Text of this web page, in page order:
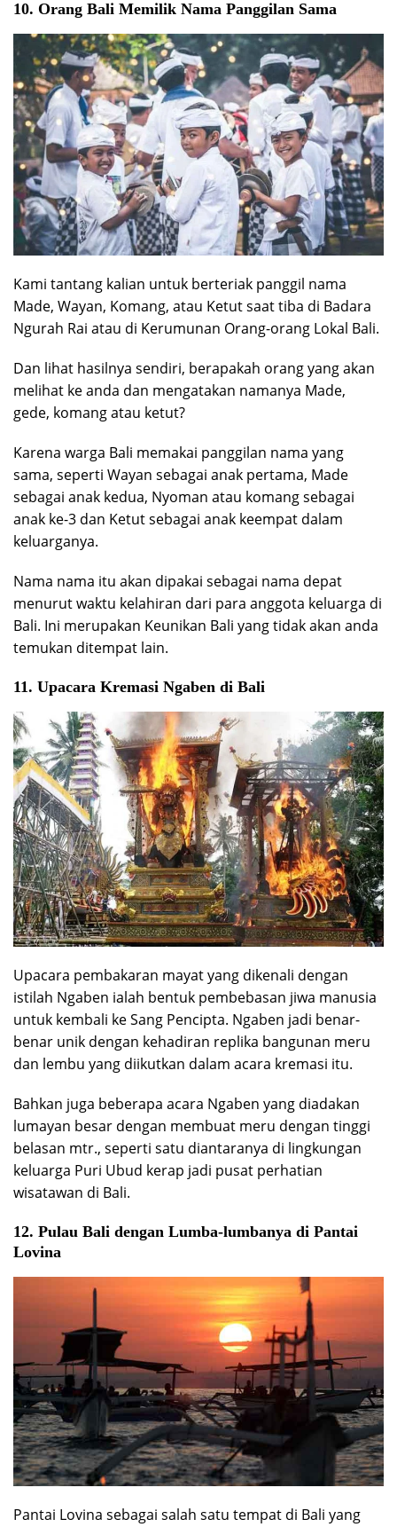
10. Orang Bali Memilik Nama Panggilan Sama
Kami tantang kalian untuk berteriak panggil nama
Made, Wayan, Komang, atau Ketut saat tiba di Badara
Ngurah Rai atau di Kerumunan Orang-orang Lokal Bali.
Dan lihat hasilnya sendiri, berapakah orang yang akan
melihat ke anda dan mengatakan namanya Made,
gede, komang atau ketut?
Karena warga Bali memakai panggilan nama yang
sama, seperti Wayan sebagai anak pertama, Made
sebagai anak kedua, Nyoman atau komang sebagai
anak ke-3 dan Ketut sebagai anak keempat dalam
keluarganya.
Nama nama itu akan dipakai sebagai nama depat
menurut waktu kelahiran dari para anggota keluarga di
Bali. Ini merupakan Keunikan Bali yang tidak akan anda
temukan ditempat lain.
11. Upacara Kremasi Ngaben di Bali
Upacara pembakaran mayat yang dikenali dengan
istilah Ngaben ialah bentuk pembebasan jiwa manusia
untuk kembali ke Sang Pencipta. Ngaben jadi benar-
benar unik dengan kehadiran replika bangunan meru
dan lembu yang diikutkan dalam acara kremasi itu.
Bahkan juga beberapa acara Ngaben yang diadakan
lumayan besar dengan membuat meru dengan tinggi
belasan mtr., seperti satu diantaranya di lingkungan
keluarga Puri Ubud kerap jadi pusat perhatian
wisatawan di Bali.
12. Pulau Bali dengan Lumba-lumbanya di Pantai
Lovina
Pantai Lovina sebagai salah satu tempat di Bali yang